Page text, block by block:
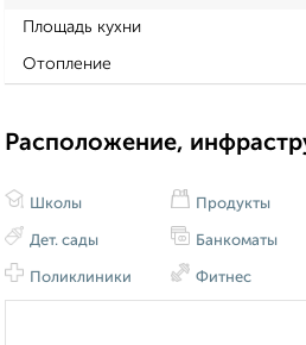
Площадь кухни
Отопление
Расположение,
Школы
Дет. сады
Поликлиники
Продукты
Банкоматы
Фитнес